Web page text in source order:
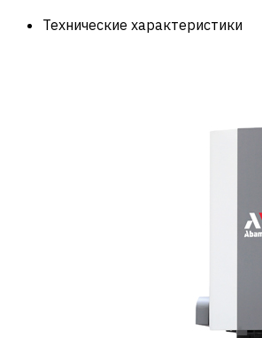
Технические характеристики